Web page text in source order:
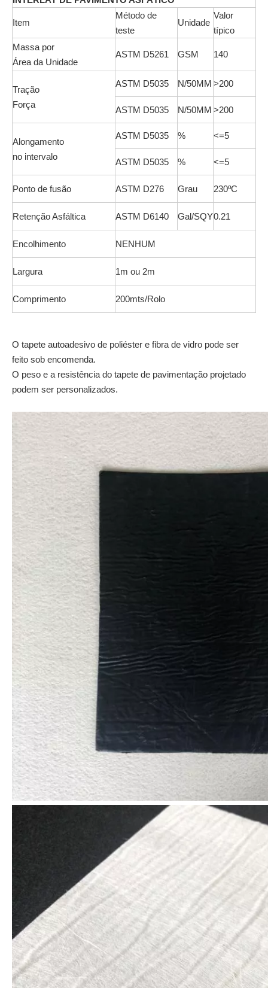
Item
Método de
teste
Unidade
Valor
típico
Massa por
Área da Unidade
ASTM D5261 GSM 140
Tração
Força
ASTM D5035 N/50MM >200
ASTM D5035 N/50MM >200
Alongamento
no intervalo
ASTM D5035 % <=5
ASTM D5035 % <=5
Ponto de fusão ASTM D276 Grau 230ºC
Retenção Asfáltica ASTM D6140 Gal/SQY0.21
Encolhimento NENHUM
Largura 1m ou 2m
Comprimento 200mts/Rolo
O tapete autoadesivo de poliéster e fibra de vidro pode ser
feito sob encomenda.
O peso e a resistência do tapete de pavimentação projetado
podem ser personalizados.